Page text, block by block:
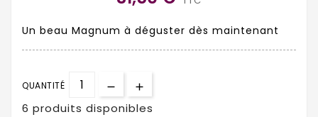
Un beau Magnum à déguster dès maintenant
QUANTITÉ
6 produits disponibles